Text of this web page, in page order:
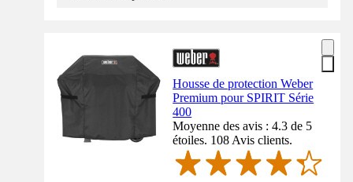
Housse de protection Weber
Premium pour SPIRIT Série
400
Moyenne des avis : 4.3 de 5
étoiles. 108 Avis clients.